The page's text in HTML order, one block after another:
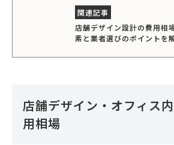
店舗デザイン設計の費用相
素と業者選びのポイントを
店舗デザイン・オフィス
用相場